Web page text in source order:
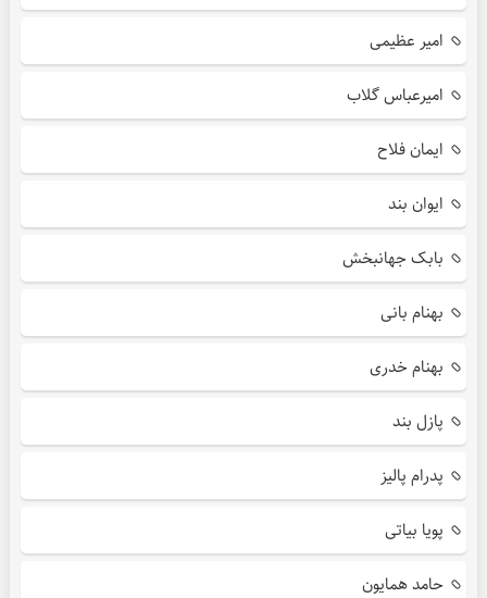
امیر عظیمی
امیرعباس گلاب
ایمان فلاح
ایوان بند
بابک جهانبخش
بهنام بانی
بهنام خدری
پازل بند
پدرام پالیز
پویا بیاتی
حامد همایون